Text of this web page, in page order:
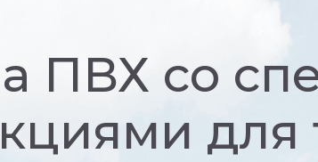
ПВХ со
для